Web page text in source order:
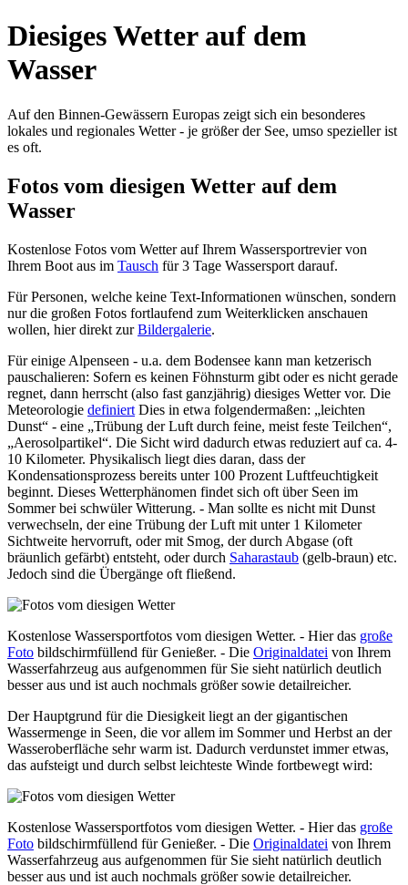
Diesiges Wetter auf dem
Wasser
Auf den Binnen-Gewässern Europas zeigt sich ein besonderes
lokales und regionales Wetter - je größer der See, umso spezieller ist
es oft.
Fotos vom diesigen Wetter auf dem
Wasser
Kostenlose Fotos vom Wetter auf Ihrem Wassersportrevier von
Ihrem Boot aus im Tausch für 3 Tage Wassersport darauf.
Für Personen, welche keine Text-Informationen wünschen, sondern
nur die großen Fotos fortlaufend zum Weiterklicken anschauen
wollen, hier direkt zurBildergalerie.
Für einige Alpenseen - u.a. dem Bodensee kann man ketzerisch
pauschalieren: Sofern es keinen Föhnsturm gibt oder es nicht gerade
regnet, dann herrscht (also fast ganzjährig) diesiges Wetter vor. Die
Meteorologie definiert Dies in etwa folgendermaßen:
leichten
Dunst
- eine Trübung der Luft durch feine, meist feste Teilchen ,
Aerosolpartikel . Die Sicht wird dadurch etwas reduziert auf ca. 4-
10 Kilometer. Physikalisch liegt dies daran, dass der
Kondensationsprozess bereits unter 100 Prozent Luftfeuchtigkeit
beginnt. Dieses Wetterphänomen findet sich oft über Seen im
Sommer bei schwüler Witterung. - Man sollte es nicht mit Dunst
verwechseln, der eine Trübung der Luft mit unter 1 Kilometer
Sichtweite hervorruft, oder mit Smog, der durch Abgase (oft
bräunlich gefärbt) entsteht, oder durch Saharastaub (gelb-braun) etc.
Jedoch sind die Übergänge oft fließend.
Kostenlose Wassersportfotos vom diesigen Wetter. - Hier das große
Foto bildschirmfüllend für Genießer. - Die Originaldatei von Ihrem
Wasserfahrzeug aus aufgenommen für Sie sieht natürlich deutlich
besser aus und ist auch nochmals größer sowie detailreicher.
Der Hauptgrund für die Diesigkeit liegt an der gigantischen
Wassermenge in Seen, die vor allem im Sommer und Herbst an der
Wasseroberfläche sehr warm ist. Dadurch verdunstet immer etwas,
das aufsteigt und durch selbst leichteste Winde fortbewegt wird:
Kostenlose Wassersportfotos vom diesigen Wetter. - Hier das große
Foto bildschirmfüllend für Genießer. - Die Originaldatei von Ihrem
Wasserfahrzeug aus aufgenommen für Sie sieht natürlich deutlich
besser aus und ist auch nochmals größer sowie detailreicher.